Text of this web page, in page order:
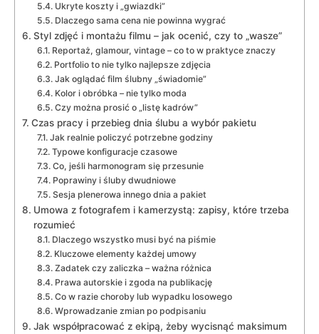
Ukryte koszty i „gwiazdki”
Dlaczego sama cena nie powinna wygrać
Styl zdjęć i montażu filmu – jak ocenić, czy to „wasze”
Reportaż, glamour, vintage – co to w praktyce znaczy
Portfolio to nie tylko najlepsze zdjęcia
Jak oglądać film ślubny „świadomie”
Kolor i obróbka – nie tylko moda
Czy można prosić o „listę kadrów”
Czas pracy i przebieg dnia ślubu a wybór pakietu
Jak realnie policzyć potrzebne godziny
Typowe konfiguracje czasowe
Co, jeśli harmonogram się przesunie
Poprawiny i śluby dwudniowe
Sesja plenerowa innego dnia a pakiet
Umowa z fotografem i kamerzystą: zapisy, które trzeba
rozumieć
Dlaczego wszystko musi być na piśmie
Kluczowe elementy każdej umowy
Zadatek czy zaliczka – ważna różnica
Prawa autorskie i zgoda na publikację
Co w razie choroby lub wypadku losowego
Wprowadzanie zmian po podpisaniu
Jak współpracować z ekipą, żeby wycisnąć maksimum